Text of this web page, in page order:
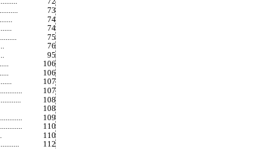
73
74
74
75
76
95
106
106
107
107
108
108
109
110
110
112